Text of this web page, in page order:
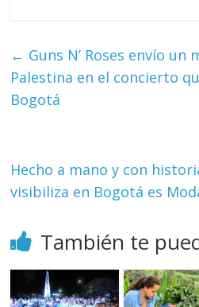
← Guns N’ Roses envío un
Palestina en el concierto
Bogotá
Hecho a mano y con
visibiliza en Bogotá es
También te